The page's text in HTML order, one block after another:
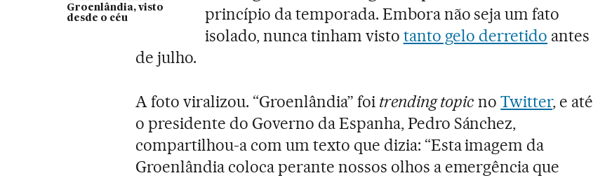
Groenlândia, visto
desde o céu
princípio da temporada. Embora não seja um fato
isolado, nunca tinham visto tanto gelo derretido antes
de julho.
A foto viralizou. “Groenlândia” foi trending topic noTwitter, e até
o presidente do Governo da Espanha, Pedro Sánchez,
compartilhou-a com um texto que dizia: “Esta imagem da
Groenlândia coloca perante nossos olhos a emergência que